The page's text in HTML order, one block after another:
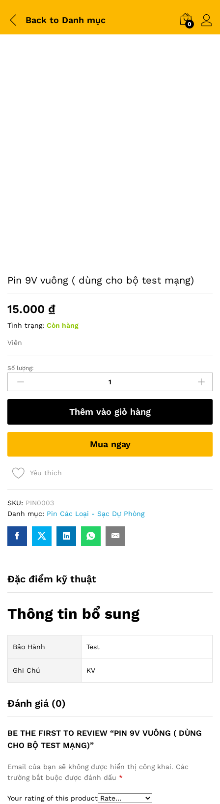
Back to Danh mục 0
Pin 9V vuông ( dùng cho bộ test mạng)
15.000 ₫
Tình trạng: Còn hàng
Viên
Pin
vuông
(
cho
bộ
mạng)
quantity
Số lượng:
Thêm vào giỏ hàng
Mua ngay
Yêu thích
SKU: PIN0003
Danh mục: Pin Các Loại - Sạc Dự Phòng
Đặc điểm kỹ thuật
Thông tin bổ sung
Bảo Hành Test
Ghi Chú KV
Đánh giá (0)
BE THE FIRST TO REVIEW “PIN 9V VUÔNG ( DÙNG
CHO BỘ TEST MẠNG)”
Email của bạn sẽ không được hiển thị công khai. Các
trường bắt buộc được đánh dấu *
Your rating of this product